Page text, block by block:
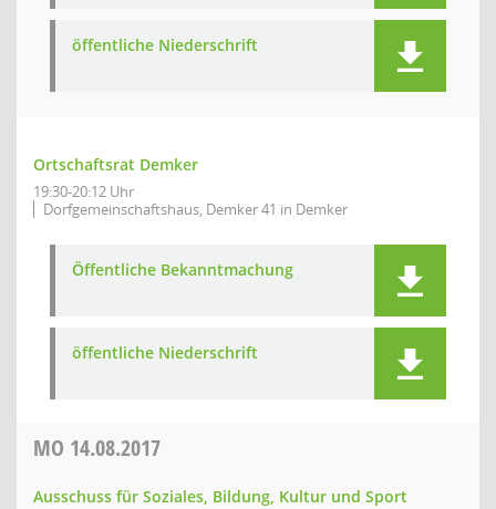
öffentliche Niederschrift
Ortschaftsrat Demker
19:30-20:12 Uhr
Dorfgemeinschaftshaus, Demker 41 in Demker
Öffentliche Bekanntmachung
öffentliche Niederschrift
MO 14.08.2017
Ausschuss für Soziales, Bildung, Kultur und Sport